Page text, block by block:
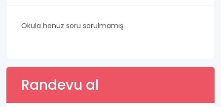
Okula henüz soru sorulmamış
Randevu al